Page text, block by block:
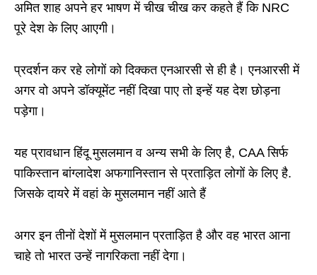
अमित शाह अपने हर भाषण में चीख चीख कर कहते हैं कि NRC
पूरे देश के लिए आएगी।
प्रदर्शन कर रहे लोगों को दिक्कत एनआरसी से ही है। एनआरसी में
अगर वो अपने डॉक्यूमेंट नहीं दिखा पाए तो इन्हें यह देश छोड़ना
पड़ेगा।
यह प्रावधान हिंदू मुसलमान व अन्य सभी के लिए है, CAA सिर्फ
पाकिस्तान बांग्लादेश अफगानिस्तान से प्रताड़ित लोगों के लिए है.
जिसके दायरे में वहां के मुसलमान नहीं आते हैं
अगर इन तीनों देशों में मुसलमान प्रताड़ित है और वह भारत आना
चाहे तो भारत उन्हें नागरिकता नहीं देगा।